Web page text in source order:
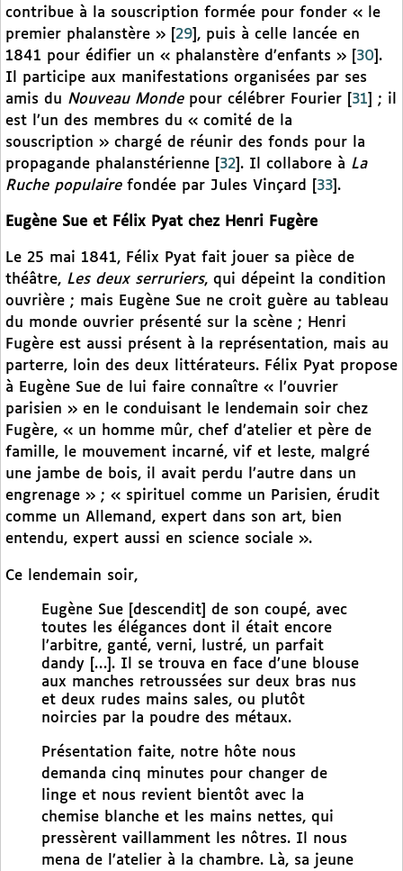
contribue à la souscription formée pour fonder « le
premier phalanstère »
29 , puis à celle lancée en
1841 pour édifier un « phalanstère d’enfants »
30 .
Il participe aux manifestations organisées par ses
amis du Nouveau Monde pour célébrer Fourier 31
; il
est l’un des membres du « comité de la
souscription » chargé de réunir des fonds pour la
propagande phalanstérienne
32 . Il collabore à La
Ruche populaire fondée par Jules Vinçard 33 .
Eugène Sue et Félix Pyat chez Henri Fugère
Le 25 mai 1841, Félix Pyat fait jouer sa pièce de
théâtre, Les deux serruriers, qui dépeint la condition
ouvrière ; mais Eugène Sue ne croit guère au tableau
du monde ouvrier présenté sur la scène ; Henri
Fugère est aussi présent à la représentation, mais au
parterre, loin des deux littérateurs. Félix Pyat propose
à Eugène Sue de lui faire connaître « l’ouvrier
parisien » en le conduisant le lendemain soir chez
Fugère, « un homme mûr, chef d’atelier et père de
famille, le mouvement incarné, vif et leste, malgré
une jambe de bois, il avait perdu l’autre dans un
engrenage » ; « spirituel comme un Parisien, érudit
comme un Allemand, expert dans son art, bien
entendu, expert aussi en science sociale ».
Ce lendemain soir,
Eugène Sue [descendit] de son coupé, avec
toutes les élégances dont il était encore
l’arbitre, ganté, verni, lustré, un parfait
dandy […]. Il se trouva en face d’une blouse
aux manches retroussées sur deux bras nus
et deux rudes mains sales, ou plutôt
noircies par la poudre des métaux.
Présentation faite, notre hôte nous
demanda cinq minutes pour changer de
linge et nous revient bientôt avec la
chemise blanche et les mains nettes, qui
pressèrent vaillamment les nôtres. Il nous
mena de l’atelier à la chambre. Là, sa jeune